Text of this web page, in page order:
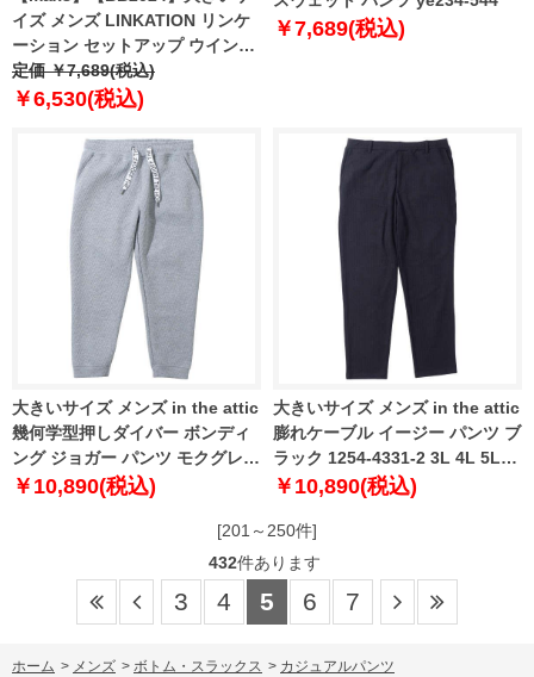
イズ メンズ LINKATION リンケ
ーション セットアップ ウインド
パンツ アスレジャー スポーツウ
ェア lkswp-240401
定価 ￥7,689(税込)
￥6,530(税込)
￥7,689(税込)
大きいサイズ メンズ in the attic
幾何学型押しダイバー ボンディ
ング ジョガー パンツ モクグレー
1254-4330-1 3L 4L 5L 6L
￥10,890(税込)
大きいサイズ メンズ in the attic
膨れケーブル イージー パンツ ブ
ラック 1254-4331-2 3L 4L 5L
6L
￥10,890(税込)
[201～250件]
432件あります
3 4 5 6 7
ホーム > メンズ > ボトム・スラックス > カジュアルパンツ